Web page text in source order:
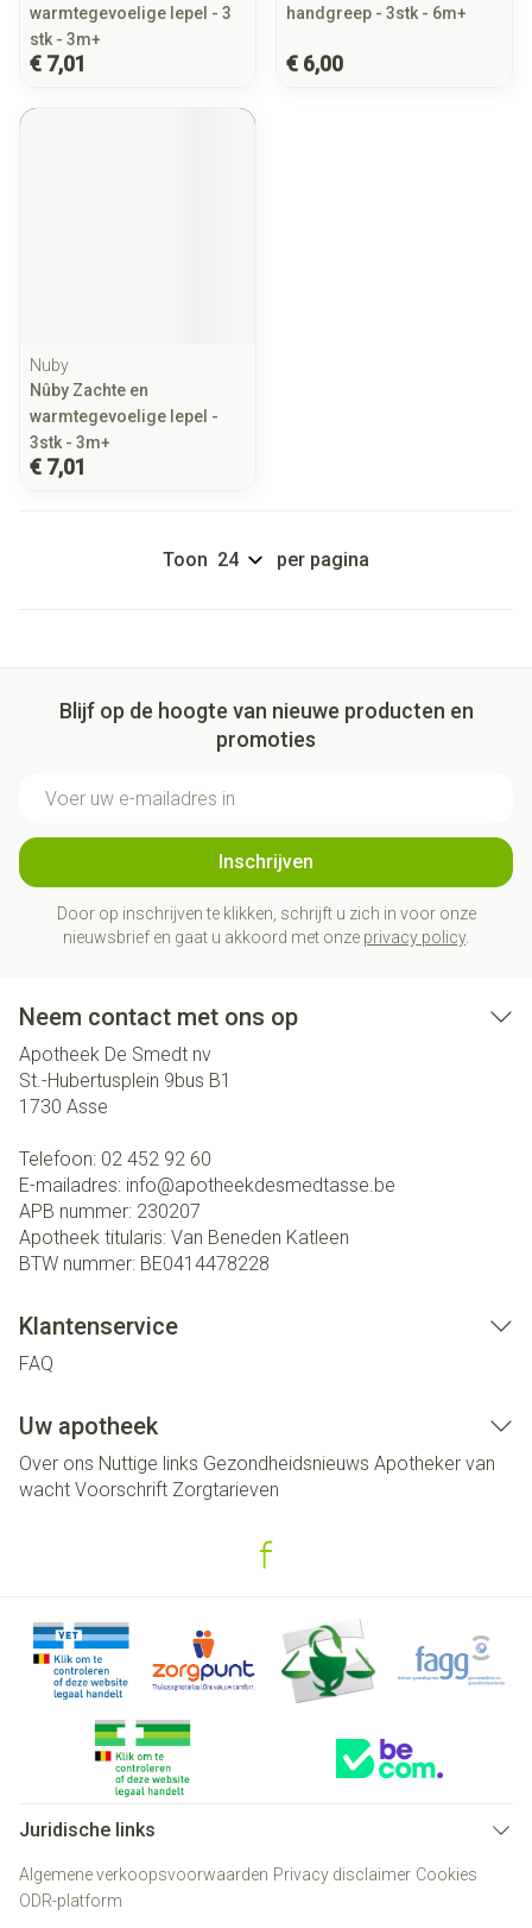
warmtegevoelige lepel - 3
stk - 3m+
€ 7,01
handgreep - 3stk - 6m+
€ 6,00
Nuby
Nûby Zachte en
warmtegevoelige lepel -
3stk - 3m+
€ 7,01
Toon per pagina
Blijf op de hoogte van nieuwe producten en
promoties
Inschrijven
Door op inschrijven te klikken, schrijft u zich in voor onze
nieuwsbrief en gaat u akkoord met onze privacy policy.
Neem contact met ons op
Apotheek De Smedt nv
St.-Hubertusplein 9bus B1
1730 Asse
Telefoon: 02 452 92 60
E-mailadres: info@apotheekdesmedtasse.be
APB nummer: 230207
Apotheek titularis: Van Beneden Katleen
BTW nummer: BE0414478228
Klantenservice
FAQ
Uw apotheek
Over ons Nuttige links Gezondheidsnieuws Apotheker van
wacht Voorschrift Zorgtarieven
Juridische links
Algemene verkoopsvoorwaarden Privacy disclaimer Cookies
ODR-platform